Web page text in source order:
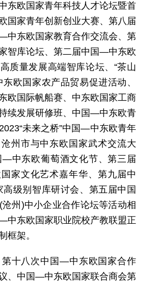
东欧国家青年科技人才论坛暨首
国家青年创新创业大赛、第八届
中东欧国家教育合作交流会、第
智库论坛、第二届中国—中东欧
质量发展高端智库论坛、“茶山
欧国家农产品贸易促进活动、
欧国际帆船赛、中东欧国家工商
续发展研修班、中国—中东欧青
未来之桥”中国—中东欧青年
州市与中东欧国家武术交流大
—中东欧葡萄酒文化节、第三届
家文化艺术嘉年华、第九届中
高级别智库研讨会、第五届中国
州)中小企业合作论坛等活动相
中东欧国家职业院校产教联盟正
框架。
第十八次中国—中东欧国家合作
、中国—中东欧国家联合商会第